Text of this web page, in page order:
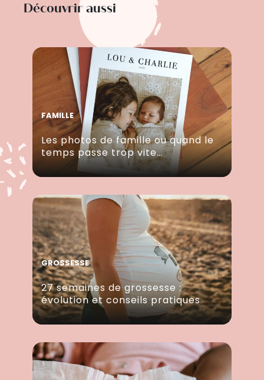
Découvrir aussi
FAMILLE
Les photos de famille ou quand le
temps passe trop vite…
GROSSESSE
27 semaines de grossesse :
évolution et conseils pratiques